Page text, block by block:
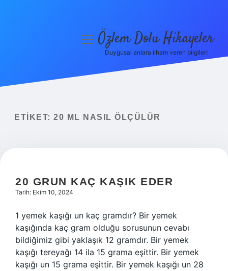
Yasal Uyarı
menüyüÖzlem Dolu Hikayeler
Duygusal anlara ilham veren bilgiler!
ETIKET: 20 ML NASIL ÖLÇÜLÜR
20 GRUN KAÇ KAŞIK EDER
Tarih: Ekim 10, 2024
1 yemek kaşığı un kaç gramdır? Bir yemek
kaşığında kaç gram olduğu sorusunun cevabı
bildiğimiz gibi yaklaşık 12 gramdır. Bir yemek
kaşığı tereyağı 14 ila 15 grama eşittir. Bir yemek
kaşığı un 15 grama eşittir. Bir yemek kaşığı un 28